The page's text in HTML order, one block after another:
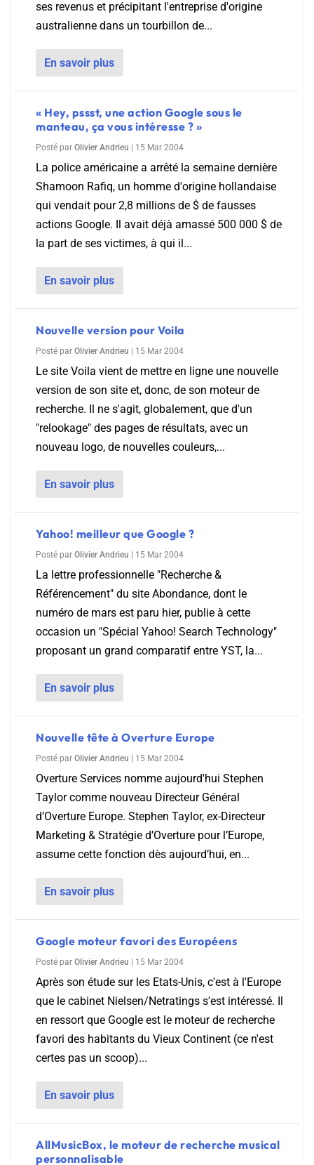
ses revenus et précipitant l'entreprise d'origine
australienne dans un tourbillon de...
En savoir plus
« Hey, pssst, une action Google sous le
manteau, ça vous intéresse ? »
Posté par Olivier Andrieu 15 Mar 2004
La police américaine a arrêté la semaine dernière
Shamoon Rafiq, un homme d'origine hollandaise
qui vendait pour 2,8 millions de $ de fausses
actions Google. Il avait déjà amassé 500 000 $ de
la part de ses victimes, à qui il...
En savoir plus
Nouvelle version pour Voila
Posté par Olivier Andrieu 15 Mar 2004
Le site Voila vient de mettre en ligne une nouvelle
version de son site et, donc, de son moteur de
recherche. Il ne s'agit, globalement, que d'un
"relookage" des pages de résultats, avec un
nouveau logo, de nouvelles couleurs,...
En savoir plus
Yahoo! meilleur que Google ?
Posté par Olivier Andrieu 15 Mar 2004
La lettre professionnelle "Recherche &
Référencement" du site Abondance, dont le
numéro de mars est paru hier, publie à cette
occasion un "Spécial Yahoo! Search Technology"
proposant un grand comparatif entre YST, la...
En savoir plus
Nouvelle tête à Overture Europe
Posté par Olivier Andrieu 15 Mar 2004
Overture Services nomme aujourd'hui Stephen
Taylor comme nouveau Directeur Général
d’Overture Europe. Stephen Taylor, ex-Directeur
Marketing & Stratégie d’Overture pour l’Europe,
assume cette fonction dès aujourd’hui, en...
En savoir plus
Google moteur favori des Européens
Posté par Olivier Andrieu 15 Mar 2004
Après son étude sur les Etats-Unis, c'est à l'Europe
que le cabinet Nielsen/Netratings s'est intéressé. Il
en ressort que Google est le moteur de recherche
favori des habitants du Vieux Continent (ce n'est
certes pas un scoop)...
En savoir plus
AllMusicBox, le moteur de recherche musical
personnalisable